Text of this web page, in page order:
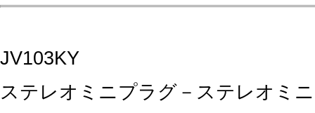
JV103KY
ステレオミニプラグ－ステレオミ